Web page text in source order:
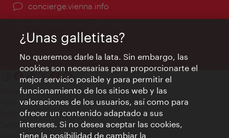
concierge.vienna.info
Contacto
Aviso legal
Política de privacidad de datos
Terms of Use
Accesibilidad
¿Unas galletitas?
No queremos darle la lata. Sin embargo, las
cookies son necesarias para proporcionarte el
mejor servicio posible y para permitir el
funcionamiento de los sitios web y las
valoraciones de los usuarios, así como para
ofrecer un contenido adaptado a sus
intereses. Si no desea aceptar las cookies,
tiene la posibilidad de cambiar la